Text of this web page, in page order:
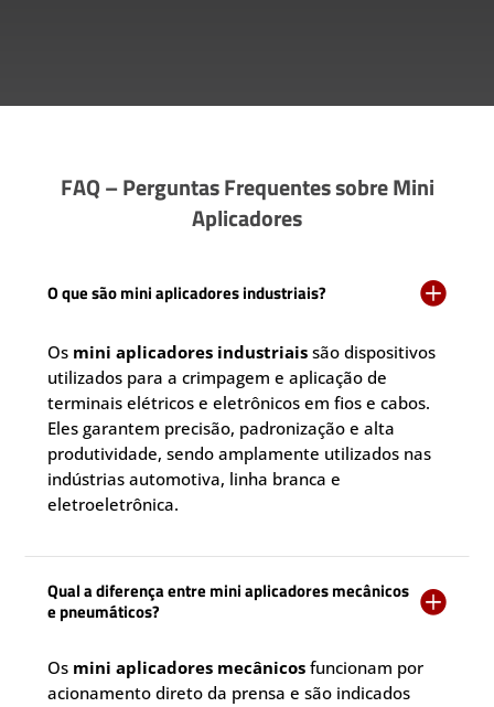
FAQ – Perguntas Frequentes sobre Mini
Aplicadores
O que são mini aplicadores industriais? 
Os mini aplicadores industriais são dispositivos
utilizados para a crimpagem e aplicação de
terminais elétricos e eletrônicos em fios e cabos.
Eles garantem precisão, padronização e alta
produtividade, sendo amplamente utilizados nas
indústrias automotiva, linha branca e
eletroeletrônica.
Qual a diferença entre mini aplicadores mecânicos
e pneumáticos?

Os mini aplicadores mecânicos funcionam por
acionamento direto da prensa e são indicados